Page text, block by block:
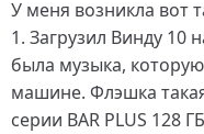
У меня возникла вот
1. Загрузил Винду 10
была музыка,
машине. Флэшка
серии BAR PLUS 128